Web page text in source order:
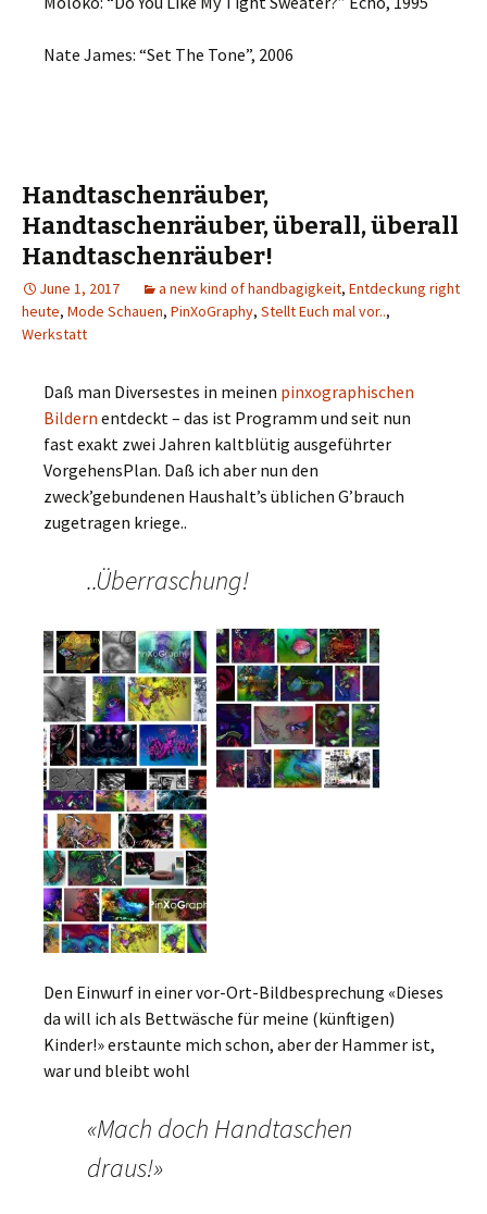
Nate James: “Set The Tone”, 2006
Handtaschenräuber,
Handtaschenräuber, überall, überall
Handtaschenräuber!
June 1, 2017 a new kind of handbagigkeit, Entdeckung right
heute, Mode Schauen, PinXoGraphy, Stellt Euch mal vor..,
Werkstatt
Daß man Diversestes in meinen pinxographischen
Bildern entdeckt – das ist Programm und seit nun
fast exakt zwei Jahren kaltblütig ausgeführter
VorgehensPlan. Daß ich aber nun den
zweck’gebundenen Haushalt’s üblichen G’brauch
zugetragen kriege..
..Überraschung!
Den Einwurf in einer vor-Ort-Bildbesprechung «Dieses
da will ich als Bettwäsche für meine (künftigen)
Kinder!» erstaunte mich schon, aber der Hammer ist,
war und bleibt wohl
«Mach doch Handtaschen
draus!»